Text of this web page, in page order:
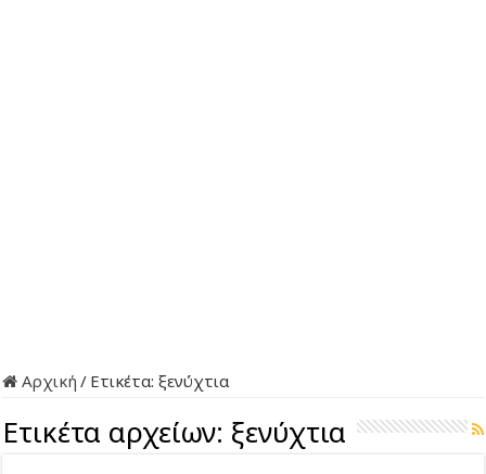
Αρχική / Ετικέτα:ξενύχτια
Ετικέτα αρχείων: ξενύχτια